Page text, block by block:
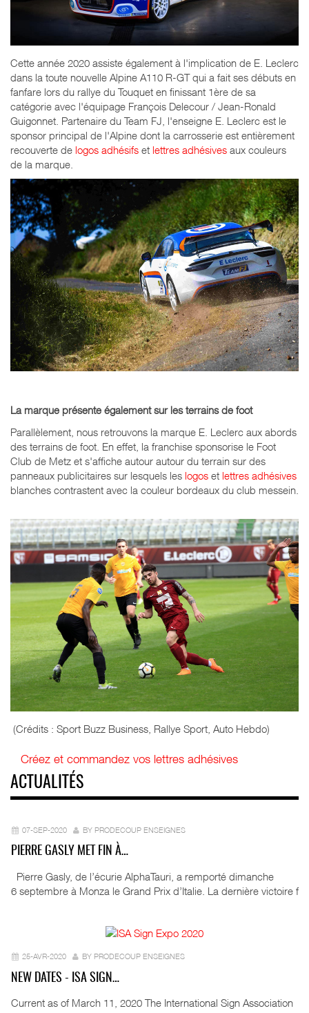
Cette année 2020 assiste également à l'implication de E. Leclerc
dans la toute nouvelle Alpine A110 R-GT qui a fait ses débuts en
fanfare lors du rallye du Touquet en finissant 1ère de sa
catégorie avec l'équipage François Delecour / Jean-Ronald
Guigonnet. Partenaire du Team FJ, l'enseigne E. Leclerc est le
sponsor principal de l'Alpine dont la carrosserie est entièrement
recouverte de logos adhésifs et lettres adhésives aux couleurs
de la marque.
La marque présente également sur les terrains de foot
Parallèlement, nous retrouvons la marque E. Leclerc aux abords
des terrains de foot. En effet, la franchise sponsorise le Foot
Club de Metz et s'affiche autour autour du terrain sur des
panneaux publicitaires sur lesquels les logos et lettres adhésives
blanches contrastent avec la couleur bordeaux du club messein.
(Crédits : Sport Buzz Business, Rallye Sport, Auto Hebdo)
Créez et commandez vos lettres adhésives
ACTUALITÉS
07-SEP-2020 BY PRODECOUP ENSEIGNES
PIERRE GASLY MET FIN À…
Pierre Gasly, de l’écurie AlphaTauri, a remporté dimanche
6 septembre à Monza le Grand Prix d’Italie. La dernière victoire f
25-AVR-2020 BY PRODECOUP ENSEIGNES
NEW DATES - ISA SIGN…
Current as of March 11, 2020 The International Sign Association